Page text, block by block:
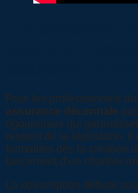
Pour les professionnels
assurance décennale
rigoureuses qui
respect de la législation. Il
formalités dès la création
lancement d’un chantier
La souscription débute